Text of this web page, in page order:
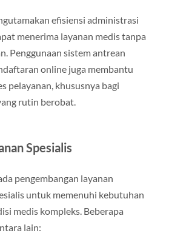
efisiensi administrasi
menerima layanan medis tanpa
Penggunaan sistem antrean
online juga membantu
pelayanan, khususnya bagi
rutin berobat.
Spesialis
pengembangan layanan
untuk memenuhi kebutuhan
medis kompleks. Beberapa
lain: